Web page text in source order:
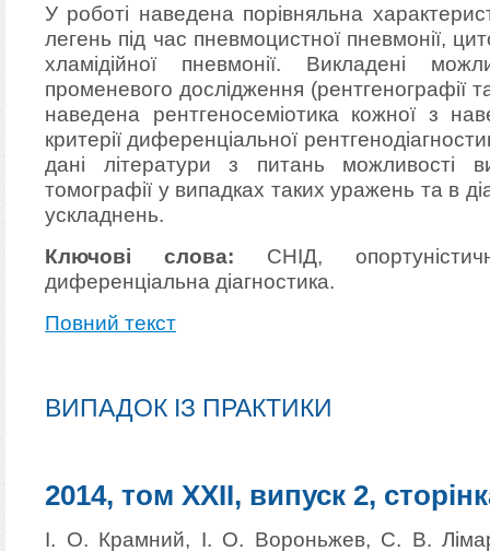
У роботі наведена порівняльна
легень під час пневмоцистної пневмонії,
хламідійної пневмонії. Викладені
променевого дослідження (рентгенографії
наведена рентгеносеміотика кожної з
критерії диференціальної
дані літератури з питань можливості
томографії у випадках таких уражень та в
ускладнень.
Ключові слова: СНІД,
диференціальна діагностика.
Повний текст
ВИПАДОК ІЗ ПРАКТИКИ
2014, том XXII, випуск 2,
І. О. Крамний, І. О. Вороньжев, С. В.